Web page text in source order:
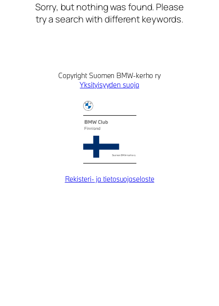
Sorry, but nothing was found. Please
try a search with different keywords.
Copyright Suomen BMW-kerho ry
Yksityisyyden suoja
Rekisteri- ja tietosuojaseloste